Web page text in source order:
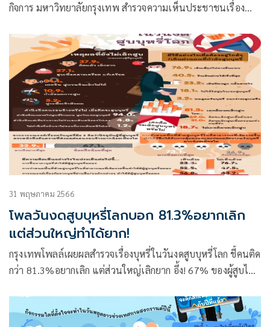
กิจการ มหาวิทยาลัยกรุงเทพ สำรวจความเห็นประชาชนเรื่อง
31 พฤษภาคม 2566
โพลวันงดสูบบุหรี่โลกบอก 81.3%อยากเลิก
แต่ส่วนใหญ่ทำได้ยาก!
กรุงเทพโพลล์เผยผลสำรวจเรื่องบุหรี่ในวันงดสูบบุหรี่โลก ชี้คนติด
กว่า 81.3%อยากเลิก แต่ส่วนใหญ่เลิกยาก อึ้ง! 67% ของผู้สูบไม่